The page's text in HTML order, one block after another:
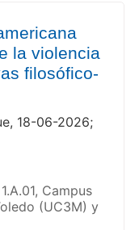
la violencia
filosófico-
18-06-2026;
Campus
(UC3M) y